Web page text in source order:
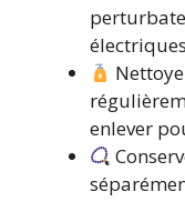
enlever